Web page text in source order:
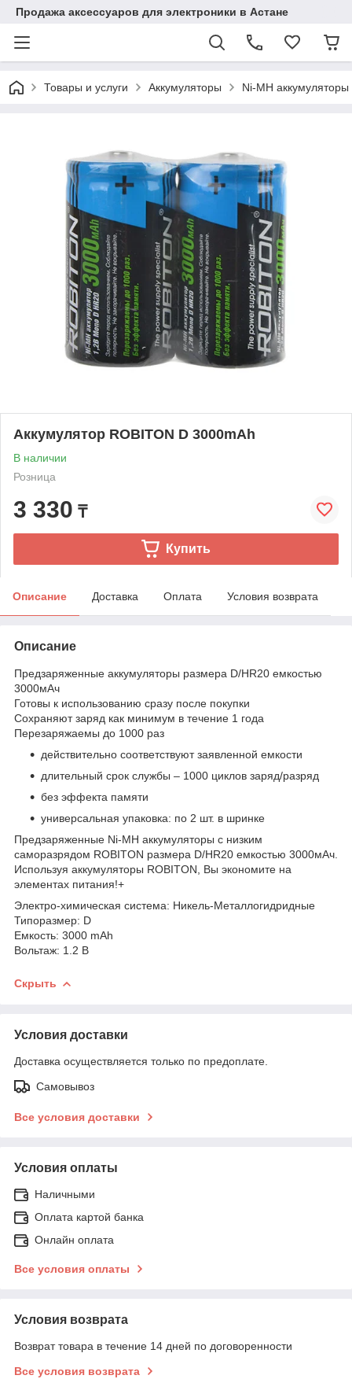
Продажа аксессуаров для электроники в Астане
Товары и услуги Аккумуляторы Ni-MH аккумуляторы
Аккумулятop ROBITON D 3000mAh
В наличии
Розница
3 330 ₸
Купить
Описание Доставка Оплата Условия возврата
Описание
Предзаряженные аккумуляторы размера D/HR20 емкостью
3000мАч
Готовы к использованию сразу после покупки
Сохраняют заряд как минимум в течение 1 года
Перезаряжаемы до 1000 раз
действительно соответствуют заявленной емкости
длительный срок службы – 1000 циклов заряд/разряд
без эффекта памяти
универсальная упаковка: по 2 шт. в шринке
Предзаряженные Ni-MH аккумуляторы с низким
саморазрядом ROBITON размера D/HR20 емкостью 3000мАч.
Используя аккумуляторы ROBITON, Вы экономите на
элементах питания!+
Электро-химическая система: Никель-Металлогидридные
Типоразмер: D
Емкость: 3000 mAh
Вольтаж: 1.2 В
Скрыть
Условия доставки
Доставка осуществляется только по предоплате.
Самовывоз
Все условия доставки
Условия оплаты
Наличными
Оплата картой банка
Онлайн оплата
Все условия оплаты
Условия возврата
Возврат товара в течение 14 дней по договоренности
Все условия возврата